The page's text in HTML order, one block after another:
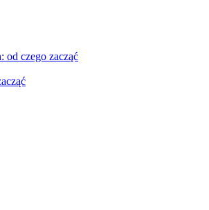
od czego zacząć